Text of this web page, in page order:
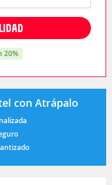
20%
con Atrápalo